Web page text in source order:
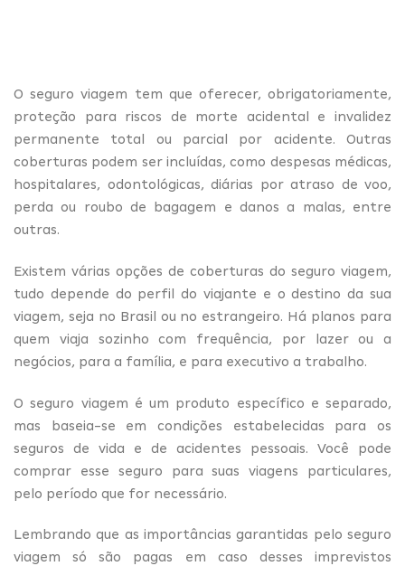
O seguro viagem tem que oferecer, obrigatoriamente,
proteção para riscos de morte acidental e invalidez
permanente total ou parcial por acidente. Outras
coberturas podem ser incluídas, como despesas médicas,
hospitalares, odontológicas, diárias por atraso de voo,
perda ou roubo de bagagem e danos a malas, entre
outras.
Existem várias opções de coberturas do seguro viagem,
tudo depende do perfil do viajante e o destino da sua
viagem, seja no Brasil ou no estrangeiro. Há planos para
quem viaja sozinho com frequência, por lazer ou a
negócios, para a família, e para executivo a trabalho.
O seguro viagem é um produto específico e separado,
mas baseia-se em condições estabelecidas para os
seguros de vida e de acidentes pessoais. Você pode
comprar esse seguro para suas viagens particulares,
pelo período que for necessário.
Lembrando que as importâncias garantidas pelo seguro
viagem só são pagas em caso desses imprevistos